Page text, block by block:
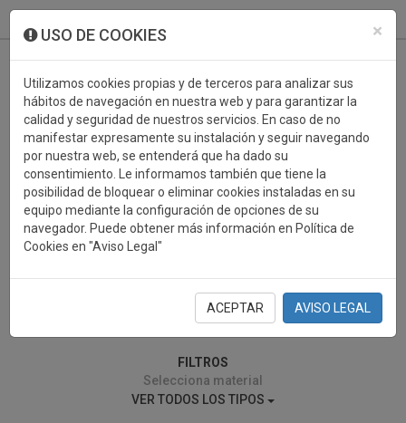
×
USO DE COOKIES
Utilizamos cookies propias y de terceros para analizar sus
hábitos de navegación en nuestra web y para garantizar la
calidad y seguridad de nuestros servicios. En caso de no
manifestar expresamente su instalación y seguir navegando
por nuestra web, se entenderá que ha dado su
consentimiento. Le informamos también que tiene la
posibilidad de bloquear o eliminar cookies instaladas en su
equipo mediante la configuración de opciones de su
navegador. Puede obtener más información en Política de
Cookies en "Aviso Legal"
ACEPTAR AVISO LEGAL
ANIMADORA
FILTROS
Selecciona material
VER TODOS LOS TIPOS